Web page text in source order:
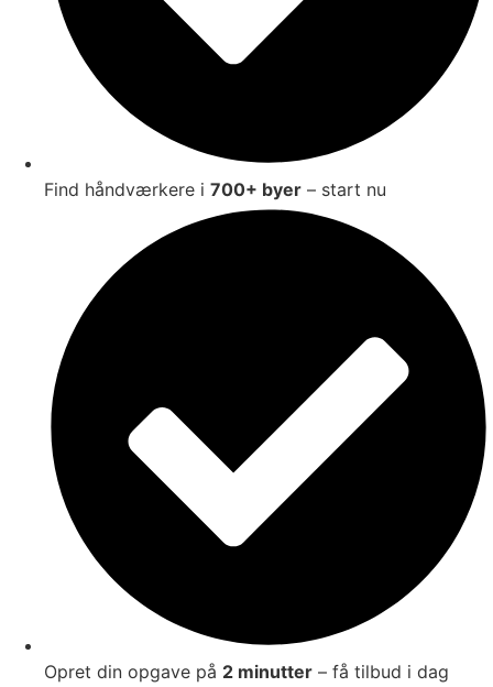
Find håndværkere i 700+ byer – start nu
Opret din opgave på 2 minutter – få tilbud i dag